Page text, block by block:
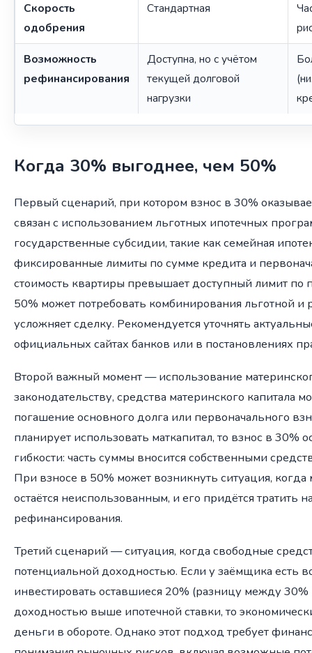
Скорость
одобрения
Стандартная
Возможность
рефинансирования
Доступна, но с учётом
текущей долговой
нагрузки
Когда 30% выгоднее, чем 50%
Первый сценарий, при котором взнос в 30%
связан с использованием льготных ипотечных
государственные субсидии, такие как семейная
фиксированные лимиты по сумме кредита и
стоимость квартиры превышает доступный лимит по
50% может потребовать комбинирования льготной и
усложняет сделку. Рекомендуется уточнять
официальных сайтах банков или в постановлениях
Второй важный момент — использование
законодательству, средства материнского капитала
погашение основного долга или первоначального
планирует использовать маткапитал, то взнос в 30%
гибкости: часть суммы вносится собственными
При взносе в 50% может возникнуть ситуация, когда
остаётся неиспользованным, и его придётся тратить
рефинансирования.
Третий сценарий — ситуация, когда свободные
потенциальной доходностью. Если у заёмщика есть
инвестировать оставшиеся 20% (разницу между
доходностью выше ипотечной ставки, то
деньги в обороте. Однако этот подход требует